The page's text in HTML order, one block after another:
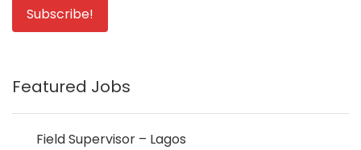
Featured Jobs
Field Supervisor – Lagos